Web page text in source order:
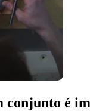
conjunto é